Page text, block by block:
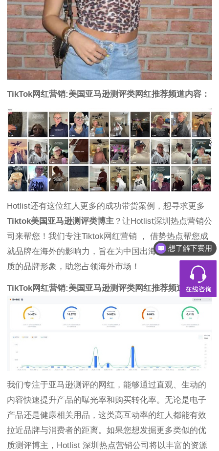
TikTok网红营销:美国亚马逊测评类网红推荐频道内容：
Hotlist还有这位红人更多的成功带货案例，想寻求更多
Tiktok美国亚马逊测评类博主 ？让Hotlist深圳热点营销公
司来帮您！我们专注Tiktok网红营销 ， 借势热点帮您成
就品牌在海外的影响力，旨在为中国出海企业打造更优
质的品牌形象，助您占领海外市场！
TikTok网红营销:美国亚马逊测评类网红推荐频道数据：
我们专注于亚马逊测评的网红，能够通过直观、生动的
内容快速提升产品的曝光率和购买转化率。无论是电子
产品还是健康相关用品，这类高互动率的红人都能有效
拉近品牌与消费者的距离。如果您想发掘更多类似的优
质测评博主，Hotlist 深圳热点营销公司将以丰富的资源
想了解下费用